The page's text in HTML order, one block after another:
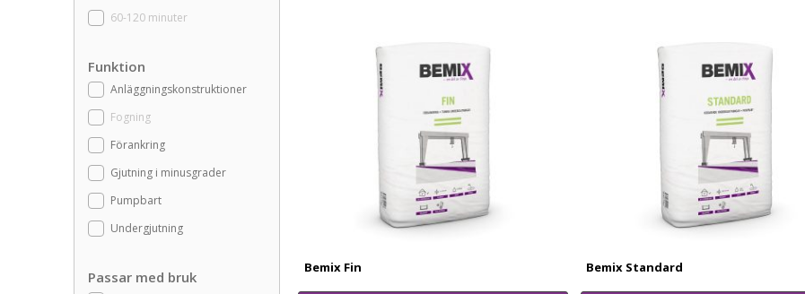
60-120 minuter
Funktion
Anläggningskonstruktioner
Fogning
Förankring
Gjutning i minusgrader
Pumpbart
Undergjutning
Passar med bruk
Bemix Fin Bemix Standard